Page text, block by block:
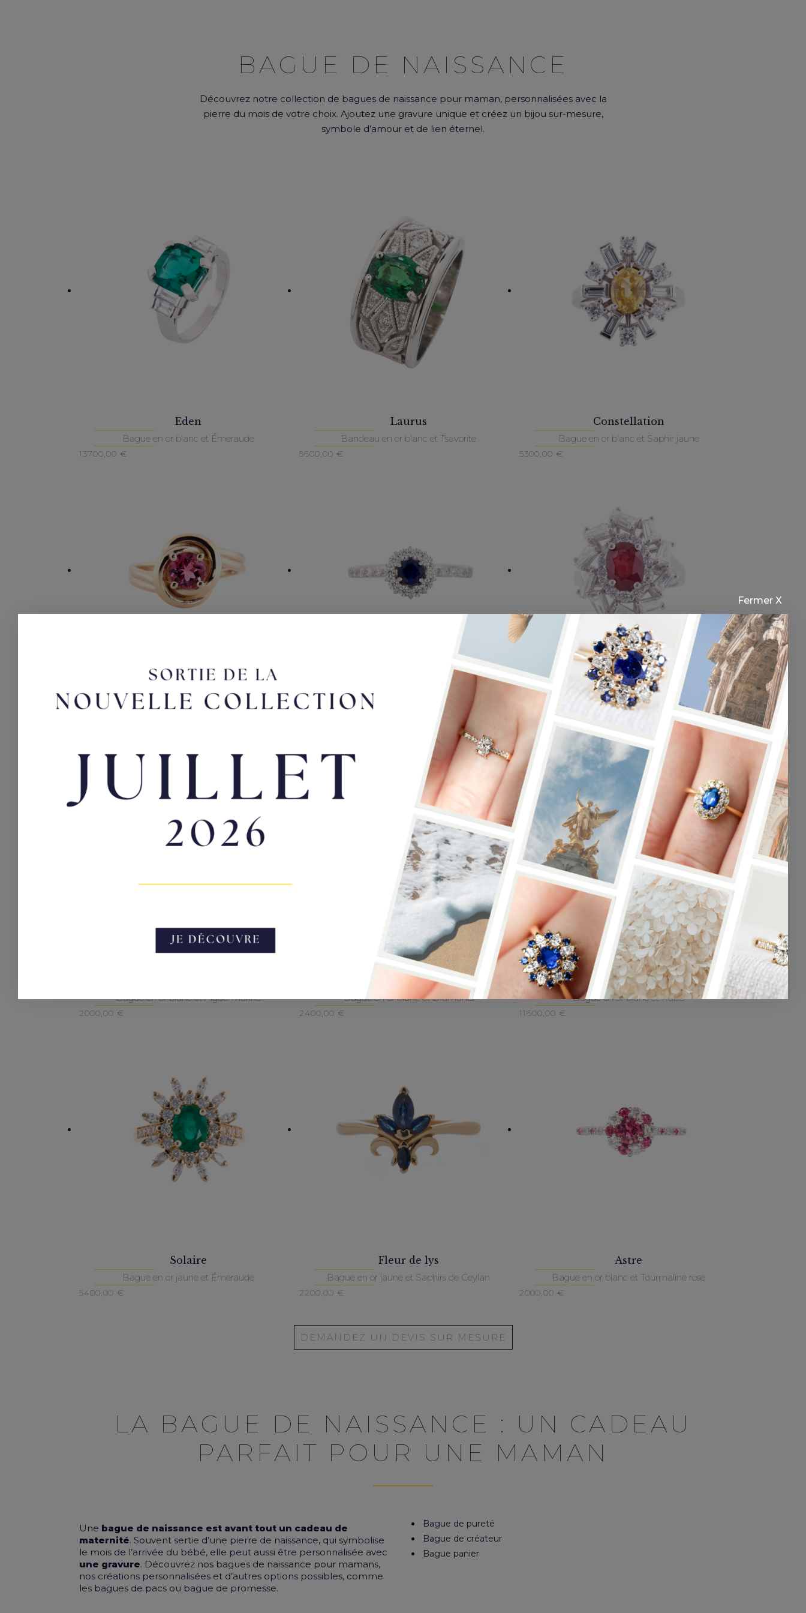
BAGUE DE NAISSANCE
Découvrez notre collection de bagues de naissance pour maman, personnalisées avec la
pierre du mois de votre choix. Ajoutez une gravure unique et créez un bijou sur-mesure,
symbole d’amour et de lien éternel.
Eden
Bague en or blanc et Émeraude
13700,00 €
Laurus
Bandeau en or blanc et Tsavorite
5600,00 €
Constellation
Bague en or blanc et Saphir jaune
5300,00 €
Noeud divin
Bague en or blanc et Saphir bleu
Comète – Rubis
12600,00
Bague en or blanc et Aigue-marine
2000,00 €
Fleur de lys
Bague en or blanc et Diamants
2400,00 €
Duchesse
Bague en or blanc et Rubis
11600,00 €
Solaire
Bague en or jaune et Émeraude
5400,00 €
Fleur de lys
Bague en or jaune et Saphirs de Ceylan
2200,00 €
Astre
Bague en or blanc et Tourmaline rose
2000,00 €
DEMANDEZ UN DEVIS SUR MESURE
LA BAGUE DE NAISSANCE : UN CADEAU
PARFAIT POUR UNE MAMAN
Une bague de naissance est avant tout un cadeau de
maternité. Souvent sertie d’une pierre de naissance, qui symbolise
le mois de l’arrivée du bébé, elle peut aussi être personnalisée avec
une gravure. Découvrez nos bagues de naissance pour mamans,
nos créations personnalisées et d’autres options possibles, comme
les bagues de pacs ou bague de promesse.
Bague de pureté
Bague de créateur
Bague panier
Fermer X